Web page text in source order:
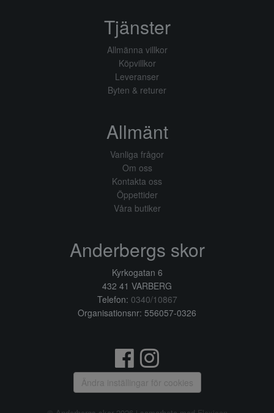
Tjänster
Allmänna villkor
Köpvillkor
Leveranser
Byten & returer
Allmänt
Vanliga frågor
Om oss
Kontakta oss
Öppettider
Våra butiker
Anderbergs skor
Kyrkogatan 6
432 41 VARBERG
Telefon: 0340/10867
Organisationsnr: 556057-0326
Ändra inställingar för cookies